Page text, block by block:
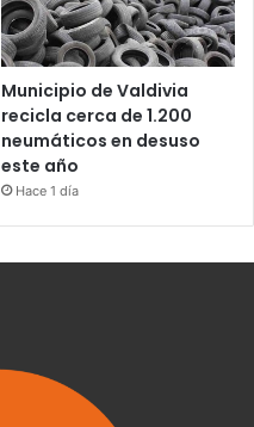
Municipio de Valdivia
recicla cerca de 1.200
neumáticos en desuso
este año
Hace 1 día